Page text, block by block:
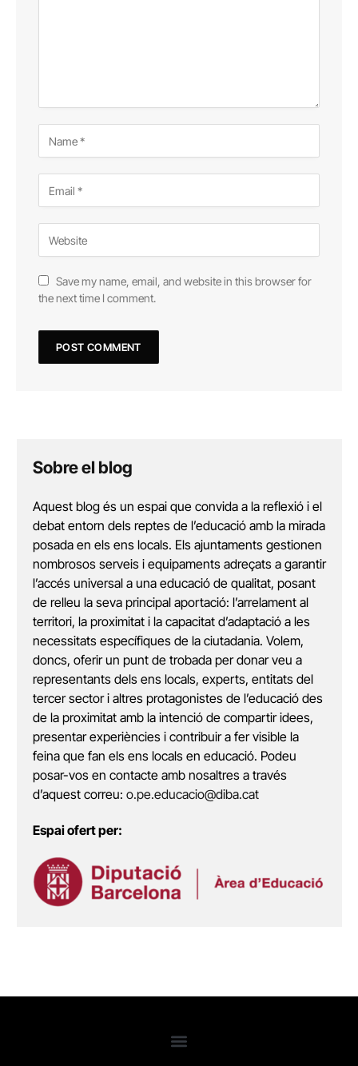
Save my name, email, and website in this browser for
the next time I comment.
Sobre el blog
Aquest blog és un espai que convida a la reflexió i el
debat entorn dels reptes de l’educació amb la mirada
posada en els ens locals. Els ajuntaments gestionen
nombrosos serveis i equipaments adreçats a garantir
l’accés universal a una educació de qualitat, posant
de relleu la seva principal aportació: l’arrelament al
territori, la proximitat i la capacitat d’adaptació a les
necessitats específiques de la ciutadania. Volem,
doncs, oferir un punt de trobada per donar veu a
representants dels ens locals, experts, entitats del
tercer sector i altres protagonistes de l’educació des
de la proximitat amb la intenció de compartir idees,
presentar experiències i contribuir a fer visible la
feina que fan els ens locals en educació. Podeu
posar-vos en contacte amb nosaltres a través
d’aquest correu: o.pe.educacio@diba.cat
Espai ofert per: